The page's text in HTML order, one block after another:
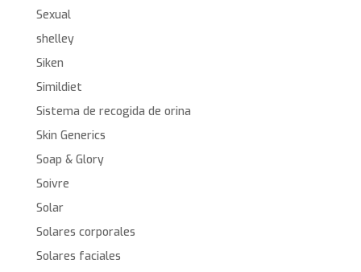
Sexual
shelley
Siken
Simildiet
Sistema de recogida de orina
Skin Generics
Soap & Glory
Soivre
Solar
Solares corporales
Solares faciales